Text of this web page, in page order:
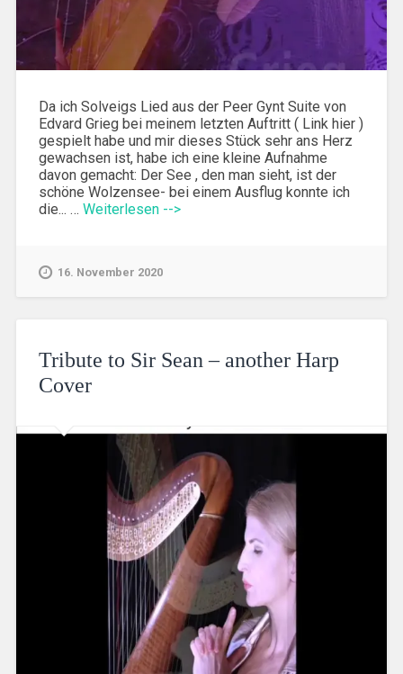
Da ich Solveigs Lied aus der Peer Gynt Suite von
Edvard Grieg bei meinem letzten Auftritt ( Link hier )
gespielt habe und mir dieses Stück sehr ans Herz
gewachsen ist, habe ich eine kleine Aufnahme
davon gemacht: Der See , den man sieht, ist der
schöne Wolzensee- bei einem Ausflug konnte ich
die... … Weiterlesen -->
16. November 2020
Tribute to Sir Sean – another Harp
Cover